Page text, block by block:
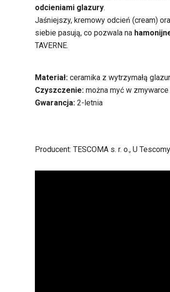
odcieniami glazury.
Jaśniejszy, kremowy odcień (cream)
siebie pasują, co pozwala na
TAVERNE.
Materiał: ceramika z wytrzymałą
Czyszczenie: można myć w zmywarce
Gwarancja: 2-letnia
Producent: TESCOMA s. r. o., U